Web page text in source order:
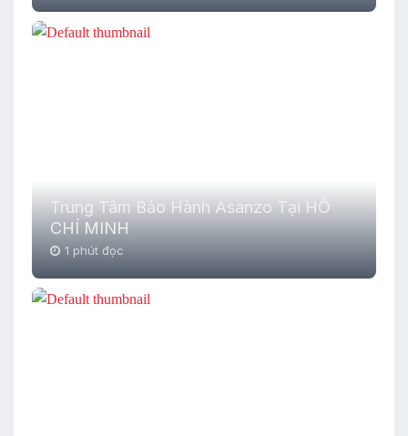
Trung Tâm Bảo Hành Asanzo Tại HỒ
CHÍ MINH
1 phút đọc